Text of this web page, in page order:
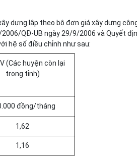
dựng lập theo bộ đơn giá xây dựng
QĐ-UB ngày 29/9/2006 và Quyết
hệ số điều chỉnh như sau:
(Các huyện còn lại
trong tỉnh)
đồng/tháng
1,62
1,16